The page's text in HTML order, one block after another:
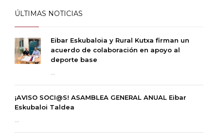
ÚLTIMAS NOTICIAS
Eibar Eskubaloia y Rural Kutxa firman un
acuerdo de colaboración en apoyo al
deporte base
¡AVISO SOCI@S! ASAMBLEA GENERAL ANUAL Eibar
Eskubaloi Taldea